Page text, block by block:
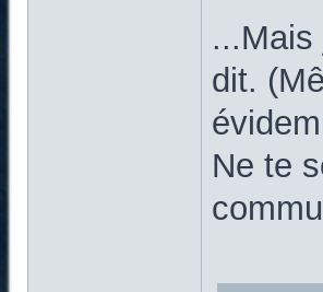
...Mais
dit.
Ne te